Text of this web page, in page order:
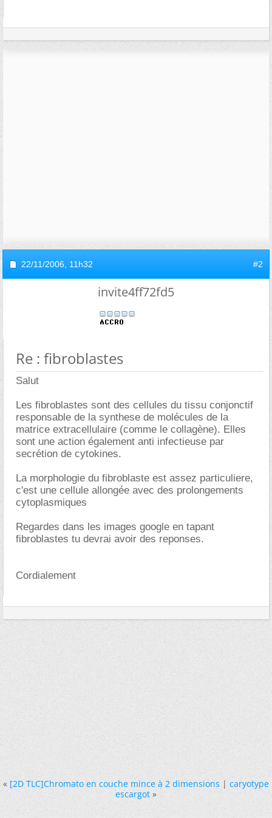
22/11/2006, 11h32 #2
invite4ff72fd5
Re : fibroblastes
Salut
Les fibroblastes sont des cellules du tissu conjonctif
responsable de la synthese de molécules de la
matrice extracellulaire (comme le collagène). Elles
sont une action également anti infectieuse par
secrétion de cytokines.
La morphologie du fibroblaste est assez particuliere,
c'est une cellule allongée avec des prolongements
cytoplasmiques
Regardes dans les images google en tapant
fibroblastes tu devrai avoir des reponses.
Cordialement
« [2D TLC]Chromato en couche mince à 2 dimensions|caryotype
escargot »